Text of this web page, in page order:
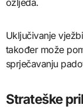
ozljeda.
Uključivanje
također može
sprječavanju
Strateške